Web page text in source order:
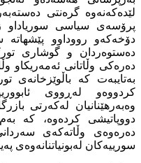
لێدەكەنەوە گرەنتی
پرۆسەی سیاسی سوریاداو
دۆخەكەو رووداوو پێشهاتە
دەستوەردان و گوشاری
دەرەكی وڵاتانی ئەمەریكاو
بەتایبەت كە باڵوێزخانەی
كردووەو لەڕووی
وەبەرهێنانیان لەكەرتی
دووپاتیشی كردەوە، كە
دەرەوەی وڵاتەكەی
سورییەكان لەبونیاتنانەوەی